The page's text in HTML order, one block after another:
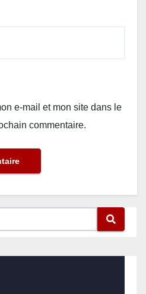
e-mail et mon site dans le
commentaire.